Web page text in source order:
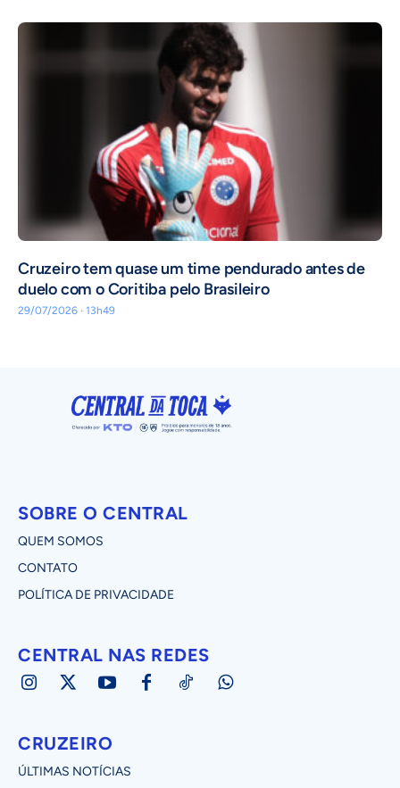
Cruzeiro tem quase um time pendurado antes de
duelo com o Coritiba pelo Brasileiro
29/07/2026 · 13h49
SOBRE O CENTRAL
QUEM SOMOS
CONTATO
POLÍTICA DE PRIVACIDADE
CENTRAL NAS REDES
CRUZEIRO
ÚLTIMAS NOTÍCIAS